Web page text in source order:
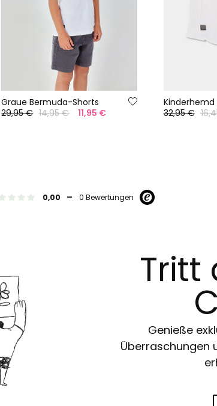
Graue Bermuda-Shorts
29,95 € 14,95 € 11,95 €
Kinderhemd
32,95 €
0,00 - 0 Bewertungen
Tritt
Genieße
Überraschungen